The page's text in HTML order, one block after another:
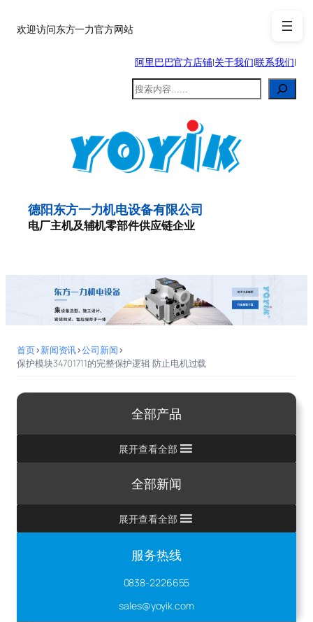
至欢迎访问东方一力官方网站
阿里巴巴官方店铺|关于我们|联系我们|
搜
索
德阳东方一力机电设备有限公司
电厂主机及辅机零部件供应链企业
首页>新闻资讯>公司新闻>
保护模块34701711的完整保护逻辑 防止电机过载
全部产品
展开查看全部
全部新闻
展开查看全部
服务热线
0838-2226655
sales@yoyik.com